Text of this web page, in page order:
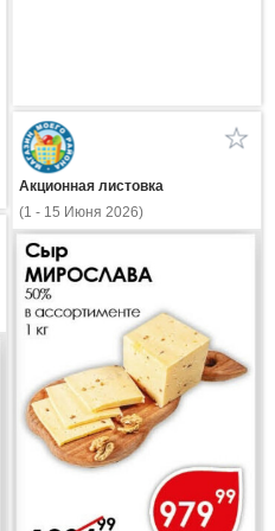
Акционная листовка
(1 - 15 Июня 2026)